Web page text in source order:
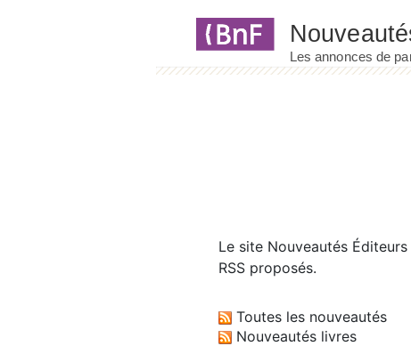
Le site Nouveautés Éditeurs
RSS proposés.
Toutes les nouveautés
Nouveautés livres